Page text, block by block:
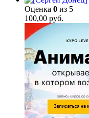
Оценка 0 из 5
100,00 руб.